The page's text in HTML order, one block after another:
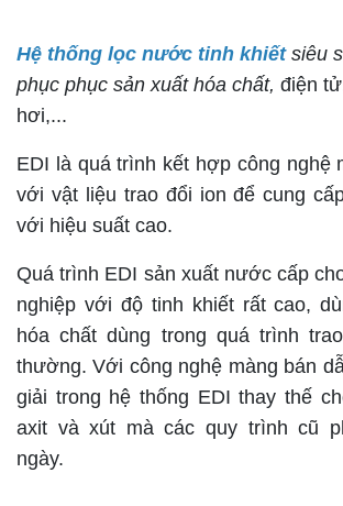
Hệ thống lọc nước tinh khiếtsiêu
phục phục sản xuất hóa chất, điện
hơi,...
EDI là quá trình kết hợp công nghệ
với vật liệu trao đổi ion để cung
với hiệu suất cao.
Quá trình EDI sản xuất nước cấp
nghiệp với độ tinh khiết rất cao,
hóa chất dùng trong quá trình
thường. Với công nghệ màng bán
giải trong hệ thống EDI thay thế
axit và xút mà các quy trình cũ
ngày.